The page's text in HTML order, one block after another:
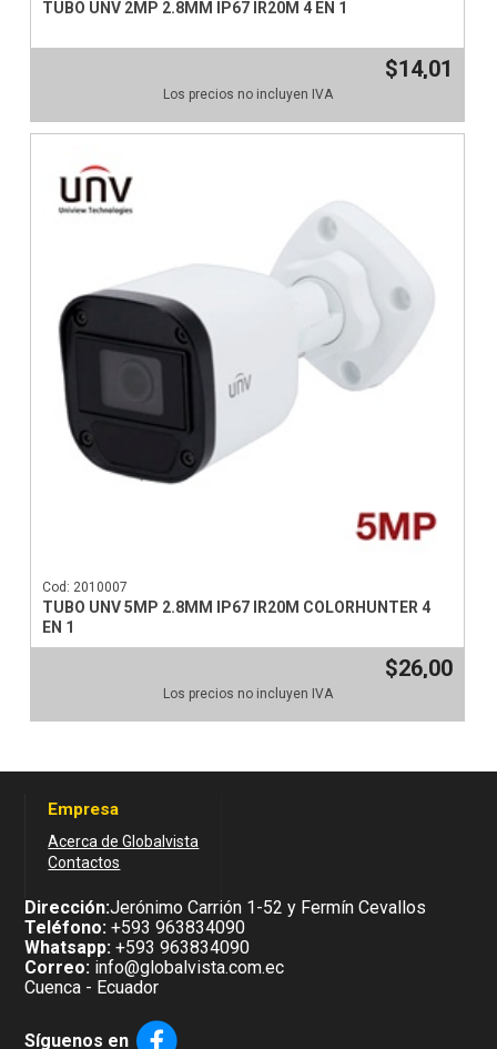
TUBO UNV 2MP 2.8MM IP67 IR20M 4 EN 1
$14,01
Los precios no incluyen IVA
Cod: 2010007
TUBO UNV 5MP 2.8MM IP67 IR20M COLORHUNTER 4
EN 1
$26,00
Los precios no incluyen IVA
Empresa
Acerca de Globalvista
Contactos
Dirección:Jerónimo Carrión 1-52 y Fermín Cevallos
Teléfono: +593 963834090
Whatsapp: +593 963834090
Correo: info@globalvista.com.ec
Cuenca - Ecuador
Síguenos en